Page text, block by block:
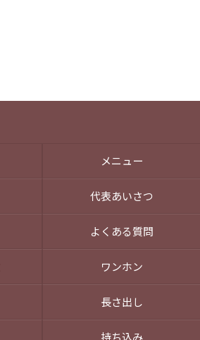
メニュー
代表あいさつ
よくある質問
ワンホン
長さ出し
持ち込み